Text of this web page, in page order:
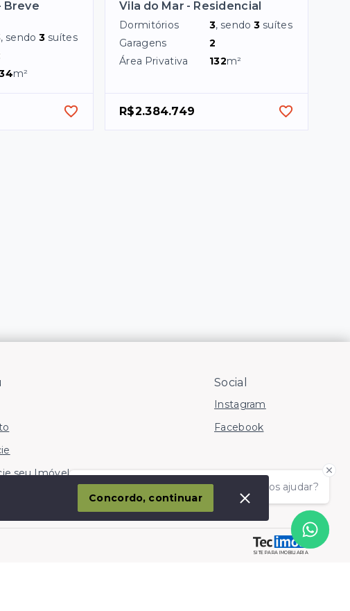
Breve
, sendo3 suítes
m²
Vila do Mar - Residencial
Dormitórios 3, sendo3 suítes
Garagens
2
Área Privativa
132m²
R$2.384.749
Olá! somos da Linkmob, como podemos ajudar?
seu Imóvel
Social
Instagram
Facebook
SITE PARA IMOBILIARIA
Concordo, continuar